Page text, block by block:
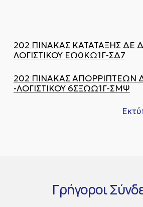
202 ΠΙΝΑΚΑΣ ΚΑΤΑΤΑΞΗΣ ΔΕ
ΛΟΓΙΣΤΙΚΟΥ ΕΩ0ΚΩ1Γ-ΣΔ7
202 ΠΙΝΑΚΑΣ ΑΠΟΡΡΙΠΤΕΩΝ
-ΛΟΓΙΣΤΙΚΟΥ 6ΣΞΩΩ1Γ-ΣΜΨ
Γρήγοροι